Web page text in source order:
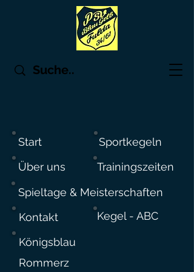
Start
Sportkegeln
Über uns
Trainingszeiten
Spieltage & Meisterschaften
Kontakt
Kegel - ABC
Königsblau
Rommerz